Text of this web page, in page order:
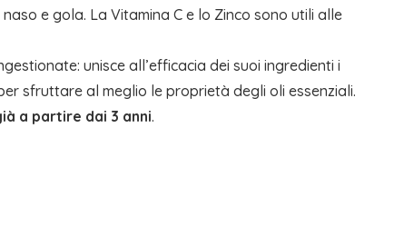
e gola. La Vitamina C e lo Zinco sono utili alle
unisce all’efficacia dei suoi ingredienti i
sfruttare al meglio le proprietà degli oli essenziali.
a partire dai 3 anni.